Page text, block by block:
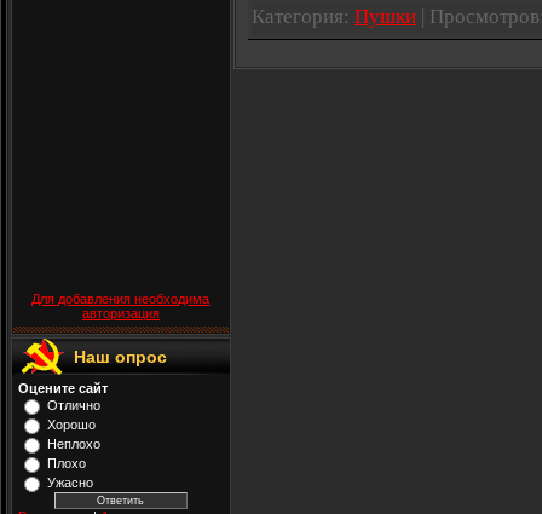
Для добавления необходима
авторизация
Наш опрос
Оцените сайт
Отлично
Хорошо
Неплохо
Плохо
Ужасно
Категория: Пушки |